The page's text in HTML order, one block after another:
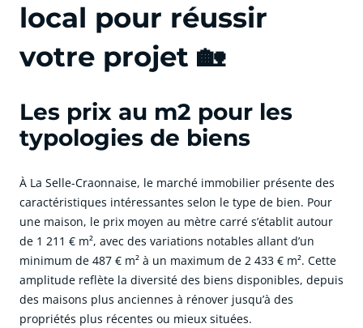
local pour réussir
votre projet 🏡
Les prix au m2 pour les
typologies de biens
À La Selle-Craonnaise, le marché immobilier présente des
caractéristiques intéressantes selon le type de bien. Pour
une maison, le prix moyen au mètre carré s’établit autour
de 1 211 € m², avec des variations notables allant d’un
minimum de 487 € m² à un maximum de 2 433 € m². Cette
amplitude reflète la diversité des biens disponibles, depuis
des maisons plus anciennes à rénover jusqu’à des
propriétés plus récentes ou mieux situées.